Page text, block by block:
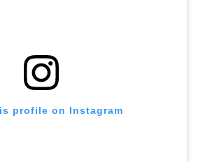
profile on Instagram